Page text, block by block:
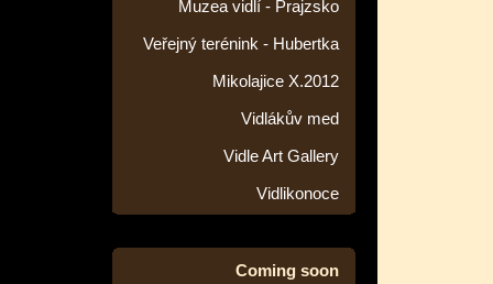
Muzea vidlí - Prajzsko
Veřejný terénink - Hubertka
Mikolajice X.2012
Vidlákův med
Vidle Art Gallery
Vidlikonoce
Coming soon